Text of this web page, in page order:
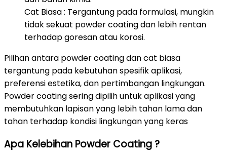
Cat Biasa : Tergantung pada formulasi, mungkin
tidak sekuat powder coating dan lebih rentan
terhadap goresan atau korosi.
Pilihan antara powder coating dan cat biasa
tergantung pada kebutuhan spesifik aplikasi,
preferensi estetika, dan pertimbangan lingkungan.
Powder coating sering dipilih untuk aplikasi yang
membutuhkan lapisan yang lebih tahan lama dan
tahan terhadap kondisi lingkungan yang keras
Apa Kelebihan Powder Coating ?